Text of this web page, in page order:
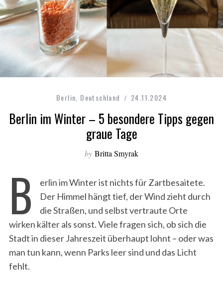
Berlin Deutschland 24.11.2024
Berlin im Winter – 5 besondere Tipps gegen
graue Tage
by Britta Smyrak
B
erlin im Winter ist nichts für Zartbesaitete.
Der Himmel hängt tief, der Wind zieht durch
die Straßen, und selbst vertraute Orte
wirken kälter als sonst. Viele fragen sich, ob sich die
Stadt in dieser Jahreszeit überhaupt lohnt – oder was
man tun kann, wenn Parks leer sind und das Licht
fehlt.